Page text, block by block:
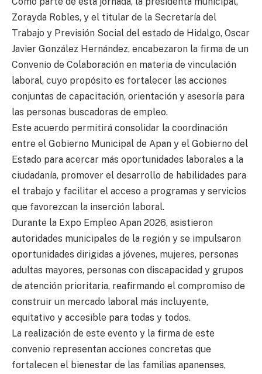
Zorayda Robles, y el titular de la Secretaría del
Trabajo y Previsión Social del estado de Hidalgo, Oscar
Javier González Hernández, encabezaron la firma de un
Convenio de Colaboración en materia de vinculación
laboral, cuyo propósito es fortalecer las acciones
conjuntas de capacitación, orientación y asesoría para
las personas buscadoras de empleo.
Este acuerdo permitirá consolidar la coordinación
entre el Gobierno Municipal de Apan y el Gobierno del
Estado para acercar más oportunidades laborales a la
ciudadanía, promover el desarrollo de habilidades para
el trabajo y facilitar el acceso a programas y servicios
que favorezcan la inserción laboral.
Durante la Expo Empleo Apan 2026, asistieron
autoridades municipales de la región y se impulsaron
oportunidades dirigidas a jóvenes, mujeres, personas
adultas mayores, personas con discapacidad y grupos
de atención prioritaria, reafirmando el compromiso de
construir un mercado laboral más incluyente,
equitativo y accesible para todas y todos.
La realización de este evento y la firma de este
convenio representan acciones concretas que
fortalecen el bienestar de las familias apanenses,